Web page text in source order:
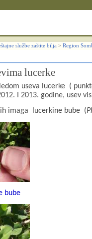
službe zaštite bilja > Region
lucerke
useva lucerke (
I 2013. godine, usev
imaga
lucerkine bube (
bube